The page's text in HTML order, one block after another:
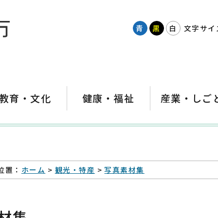
青 黒 白 文字サイ
育・文化 健康・福祉 産業・しご
置： ホーム > 観光・特産 >写真素材集